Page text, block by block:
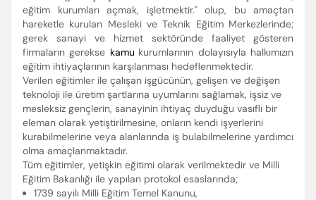
eğitim kurumları açmak, işletmektir." olup, bu amaçtan
hareketle kurulan Mesleki ve Teknik Eğitim Merkezlerinde;
gerek sanayi ve hizmet sektöründe faaliyet gösteren
firmaların gerekse kamu kurumlarının dolayısıyla halkımızın
eğitim ihtiyaçlarının karşılanması hedeflenmektedir.
Verilen eğitimler ile çalışan işgücünün, gelişen ve değişen
teknoloji ile üretim şartlarına uyumlarını sağlamak, işsiz ve
mesleksiz gençlerin, sanayinin ihtiyaç duyduğu vasıflı bir
eleman olarak yetiştirilmesine, onların kendi işyerlerini
kurabilmelerine veya alanlarında iş bulabilmelerine yardımcı
olma amaçlanmaktadır.
Tüm eğitimler, yetişkin eğitimi olarak verilmektedir ve Milli
Eğitim Bakanlığı ile yapılan protokol esaslarında;
1739 sayılı Milli Eğitim Temel Kanunu,